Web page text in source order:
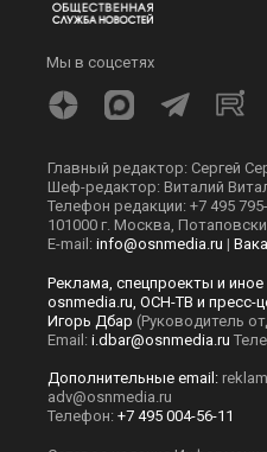
Мы в соцсетях
Главный редактор: Сергей
Шеф-редактор: Виталий
Телефон редакции: +7 495
101000 г. Москва,
E-mail: info@osnmedia.ru |
Реклама, спецпроекты и
osnmedia.ru, ОСН-ТВ и пресс-
Игорь Дбар (Руководитель
Email: i.dbar@osnmedia.ru
Дополнительные email:
adv@osnmedia.ru
Телефон: +7 495 004-56-11